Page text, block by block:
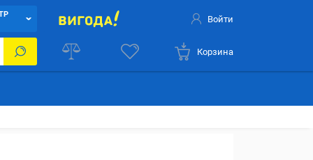
Войти
Корзина